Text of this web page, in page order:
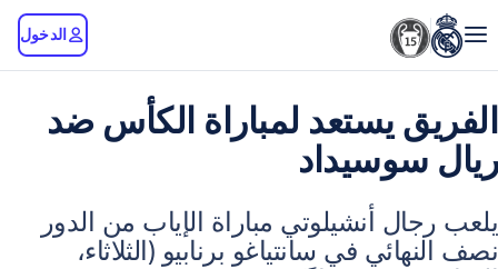
يستعد لمباراة الكأس ضد
أنشيلوتي مباراة الإياب من الدور
في سانتياغو برنابيو (الثلاثاء،